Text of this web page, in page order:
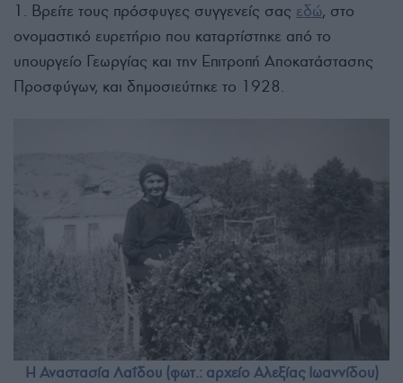
1. Βρείτε τους πρόσφυγες συγγενείς σας εδώ, στο
ονομαστικό ευρετήριο που καταρτίστηκε από το
υπουργείο Γεωργίας και την Επιτροπή Αποκατάστασης
Προσφύγων, και δημοσιεύτηκε το 1928.
Η Αναστασία Λαΐδου (φωτ.: αρχείο Αλεξίας Ιωαννίδου)